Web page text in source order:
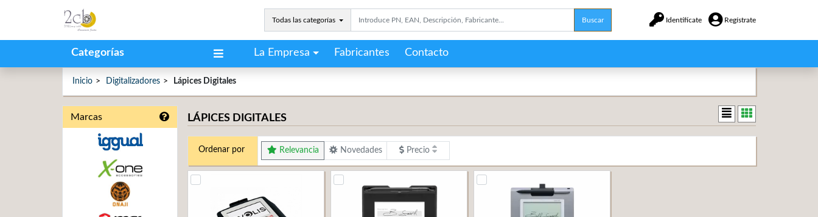
Todas las categorías Buscar Identifícate Regístrate
Categorías La Empresa Fabricantes Contacto
Inicio Digitalizadores Lápices Digitales
Marcas LÁPICES DIGITALES
Ordenar por Relevancia Novedades Precio